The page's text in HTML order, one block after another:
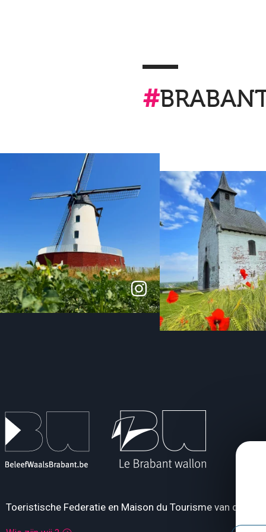
#
Toeristische Federatie en Maison du Tourisme van de